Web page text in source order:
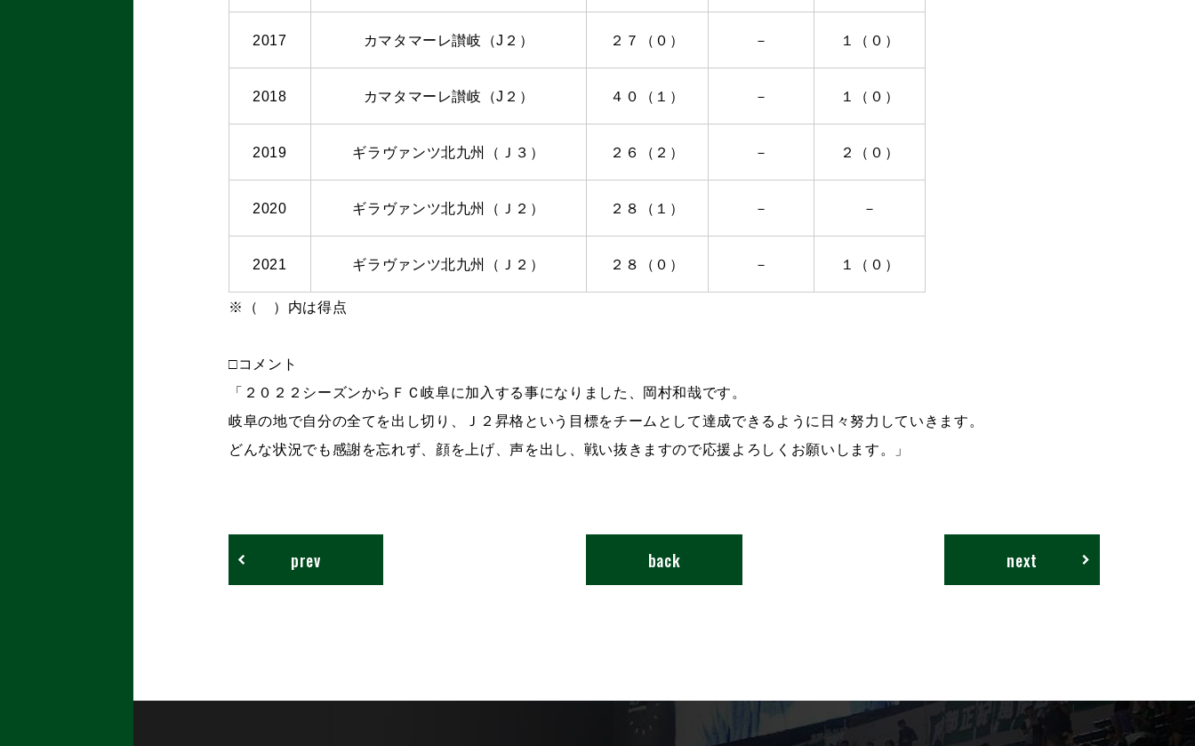
2017 カマタマーレ讃岐（J ２） ２７（０） － １（０）
2018 カマタマーレ讃岐（J ２） ４０（１） － １（０）
2019 ギラヴァンツ北九州（Ｊ３） ２６（２） － ２（０）
2020 ギラヴァンツ北九州（Ｊ２） ２８（１） － －
2021 ギラヴァンツ北九州（Ｊ２） ２８（０） － １（０）
※（ ）内は得点
□コメント
「２０２２シーズンからＦＣ岐阜に加入する事になりました、岡村和哉です。
岐阜の地で自分の全てを出し切り、Ｊ２昇格という目標をチームとして達成できるように日々努力していきます。
どんな状況でも感謝を忘れず、顔を上げ、声を出し、戦い抜きますので応援よろしくお願いします。」
next
back
prev